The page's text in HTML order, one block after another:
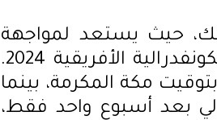
حيث يستعد لمواجهة
نهضة بركان المغربي في ذهاب نهائي كأس الكونفدرالية الأفريقية 2024.
مكة المكرمة، بينما
بعد أسبوع واحد فقط،